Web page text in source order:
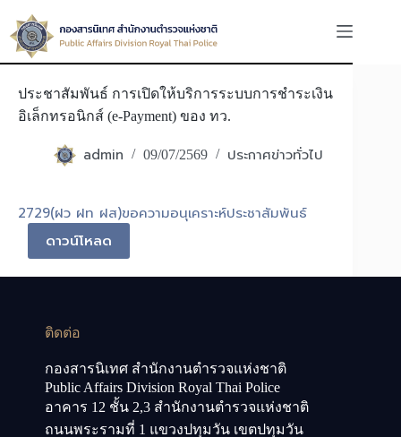
to
content
ประชาสัมพันธ์ การเปิดให้บริการระบบการชำระเงิน
อิเล็กทรอนิกส์ (e-Payment) ของ ทว.
admin 09/07/2569 ประกาศข่าวทั่วไป
2729(ฝว ฝท ฝส)ขอความอนุเคราะห์ประชาสัมพันธ์
ดาวน์โหลด
ติดต่อ
กองสารนิเทศ สำนักงานตำรวจแห่งชาติ
Public Affairs Division Royal Thai Police
อาคาร 12 ชั้น 2,3 สำนักงานตำรวจแห่งชาติ
ถนนพระรามที่ 1 แขวงปทุมวัน เขตปทุมวัน